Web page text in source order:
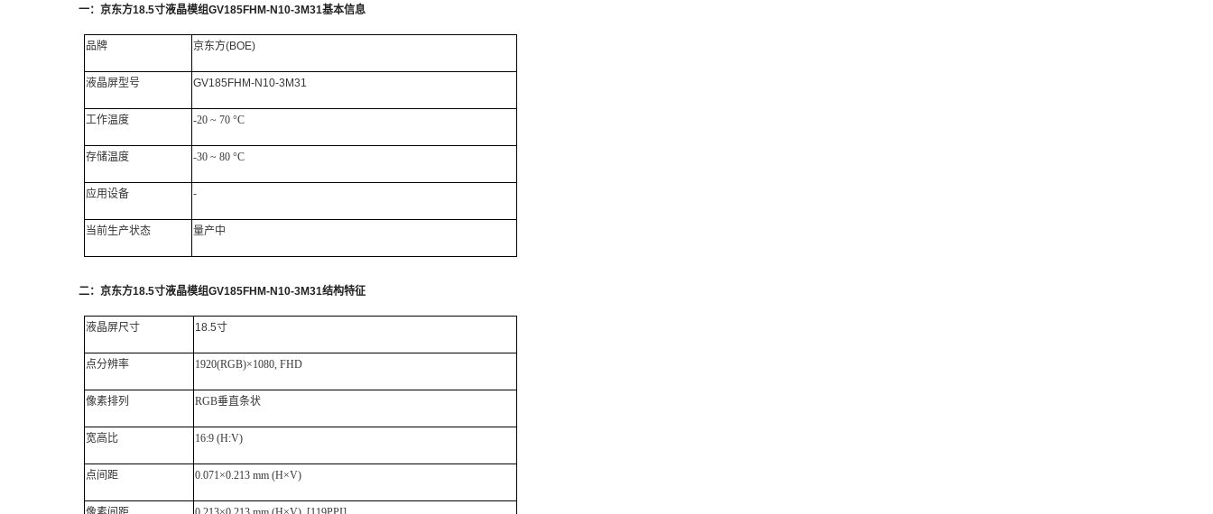
一： 京东方18.5寸液晶模组GV185FHM-N10-3M31基本信息
品牌 京东方(BOE)
液晶屏型号 GV185FHM-N10-3M31
工作温度 -20 ~ 70 °C
存储温度 -30 ~ 80 °C
应用设备 -
当前生产状态 量产中
二： 京东方18.5寸液晶模组GV185FHM-N10-3M31结构特征
液晶屏尺寸 18.5寸
点分辨率 1920(RGB)×1080, FHD
像素排列 RGB垂直条状
宽高比 16:9 (H:V)
点间距 0.071×0.213 mm (H×V)